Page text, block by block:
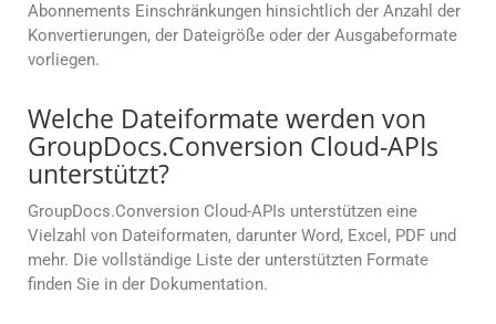
Abonnements Einschränkungen hinsichtlich der Anzahl der
Konvertierungen, der Dateigröße oder der Ausgabeformate
vorliegen.
Welche Dateiformate werden von
GroupDocs.Conversion Cloud-APIs
unterstützt?
GroupDocs.Conversion Cloud-APIs unterstützen eine
Vielzahl von Dateiformaten, darunter Word, Excel, PDF und
mehr. Die vollständige Liste der unterstützten Formate
finden Sie in der Dokumentation.